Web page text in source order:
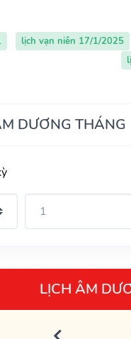
lịch vạn niên 17/1/2025
DƯƠNG
LỊCH ÂM